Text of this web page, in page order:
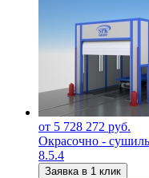
от 5 728 272 руб.
Окрасочно -
8.5.4
Заявка в 1 клик